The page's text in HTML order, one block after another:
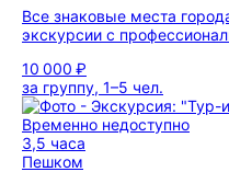
Все знаковые места
экскурсии с
10 000 ₽
за группу, 1–5 чел.
Временно недоступно
3,5 часа
Пешком